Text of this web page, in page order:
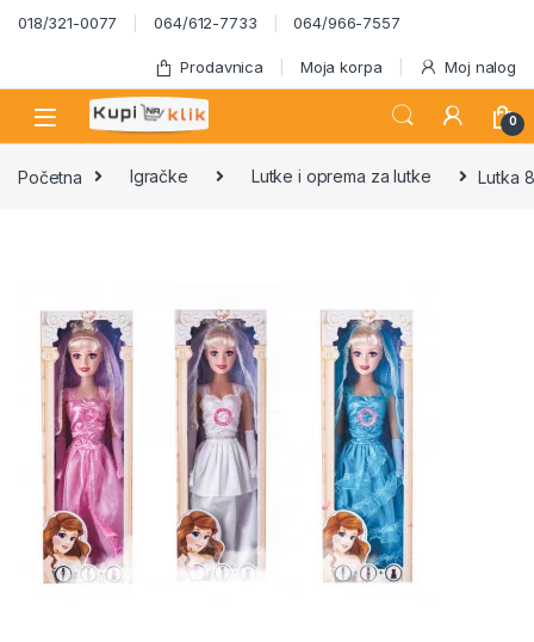
Skip to navigation
Skip to content
018/321-0077 064/612-7733 064/966-7557
Prodavnica Moja korpa Moj nalog
0
Početna Igračke Lutke i oprema za lutke Lutka